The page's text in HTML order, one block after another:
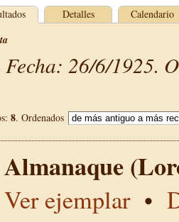
Detalles Calendario
26/6/1925.
8. Ordenados
Almanaque
Ver ejemplar•